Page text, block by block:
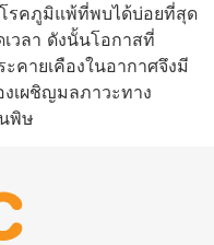
รคภูมิแพ้ที่พบได้บ่อยที่สุด
เวลา ดังนั้นโอกาสที่
คายเคืองในอากาศจึงมี
เผชิญมลภาวะทาง
พิษ